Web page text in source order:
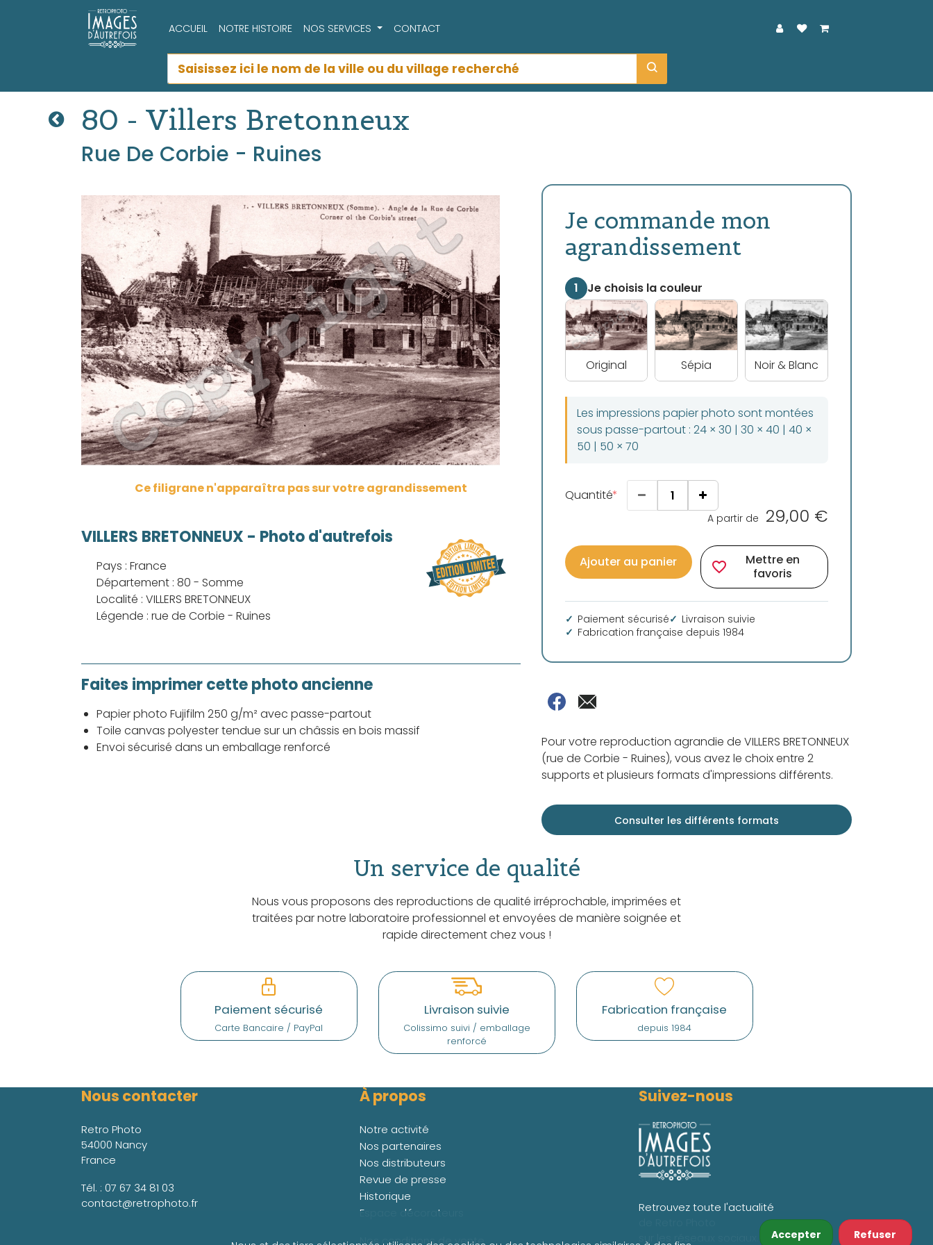
ACCUEIL NOTRE HISTOIRE NOS SERVICES CONTACT
Accepter Refuser
80 - Villers Bretonneux
Rue De Corbie - Ruines
Ce filigrane n'apparaîtra pas sur votre agrandissement
Je commande mon
agrandissement
1 Je choisis la couleur
Original Sépia Noir & Blanc
Les impressions papier photo sont montées
sous passe-partout : 24 × 30 | 30 × 40 | 40 ×
50 | 50 × 70
Quantité
A partir de 29,00 €
Ajouter au panier favorite_border
Mettre en
favoris
Paiement sécurisé
Livraison suivie
Fabrication française depuis 1984
Pour votre reproduction agrandie de VILLERS BRETONNEUX
(rue de Corbie - Ruines), vous avez le choix entre 2
supports et plusieurs formats d'impressions différents.
Consulter les différents formats
VILLERS BRETONNEUX - Photo d'autrefois
Pays : France
Département : 80 - Somme
Localité : VILLERS BRETONNEUX
Légende : rue de Corbie - Ruines
Faites imprimer cette photo ancienne
Papier photo Fujifilm 250 g/m² avec passe-partout
Toile canvas polyester tendue sur un châssis en bois massif
Envoi sécurisé dans un emballage renforcé
Un service de qualité
Nous vous proposons des reproductions de qualité irréprochable, imprimées et
traitées par notre laboratoire professionnel et envoyées de manière soignée et
rapide directement chez vous !
Paiement sécurisé
Carte Bancaire / PayPal
Livraison suivie
Colissimo suivi / emballage
renforcé
Fabrication française
depuis 1984
Nous contacter
Retro Photo
54000 Nancy
France
Tél. : 07 67 34 81 03
contact@retrophoto.fr
À propos
Notre activité
Nos partenaires
Nos distributeurs
Revue de presse
Historique
Espace décorateurs
Nos conditions de vente
Suivez-nous
Retrouvez toute l'actualité